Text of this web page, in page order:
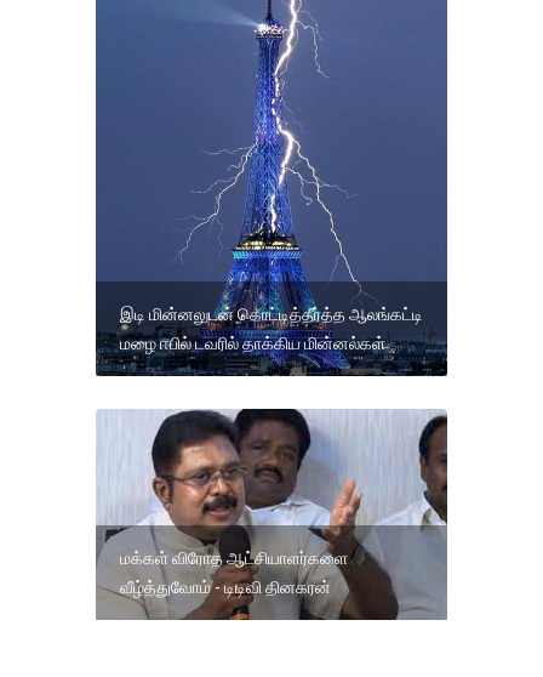
இடி மின்னலுடன் கொட்டித்தீர்த்த ஆலங்கட்டி
மழை ஈபில் டவரில் தாக்கிய மின்னல்கள்
மக்கள் விரோத ஆட்சியாளர்களை
வீழ்த்துவோம் - டிடிவி தினகரன்